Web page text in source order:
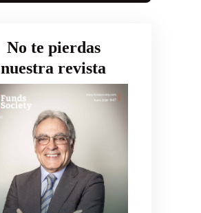
No te pierdas
nuestra revista